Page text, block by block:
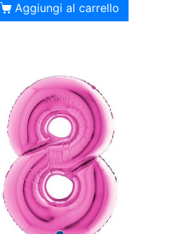
Aggiungi al carrello